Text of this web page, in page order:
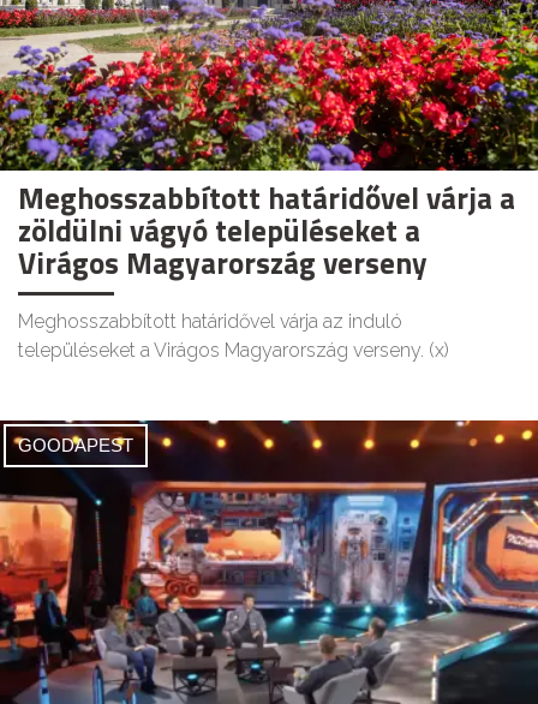
Meghosszabbított határidővel várja a
zöldülni vágyó településeket a
Virágos Magyarország verseny
Meghosszabbított határidővel várja az induló
településeket a Virágos Magyarország verseny. (x)
GOODAPEST